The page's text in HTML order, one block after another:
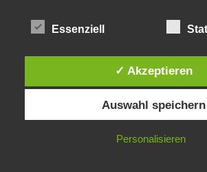
Was ist denn das? -Mars
Die Brexit-Lüge (1/8 Teil)
Diese Website verwendet Cookies. Durch die
Website stimmst du der Verwendung von Cookies
IN ORDNUNG
Essenziell
✓ Akzeptieren
Auswahl speichern
Personalisieren